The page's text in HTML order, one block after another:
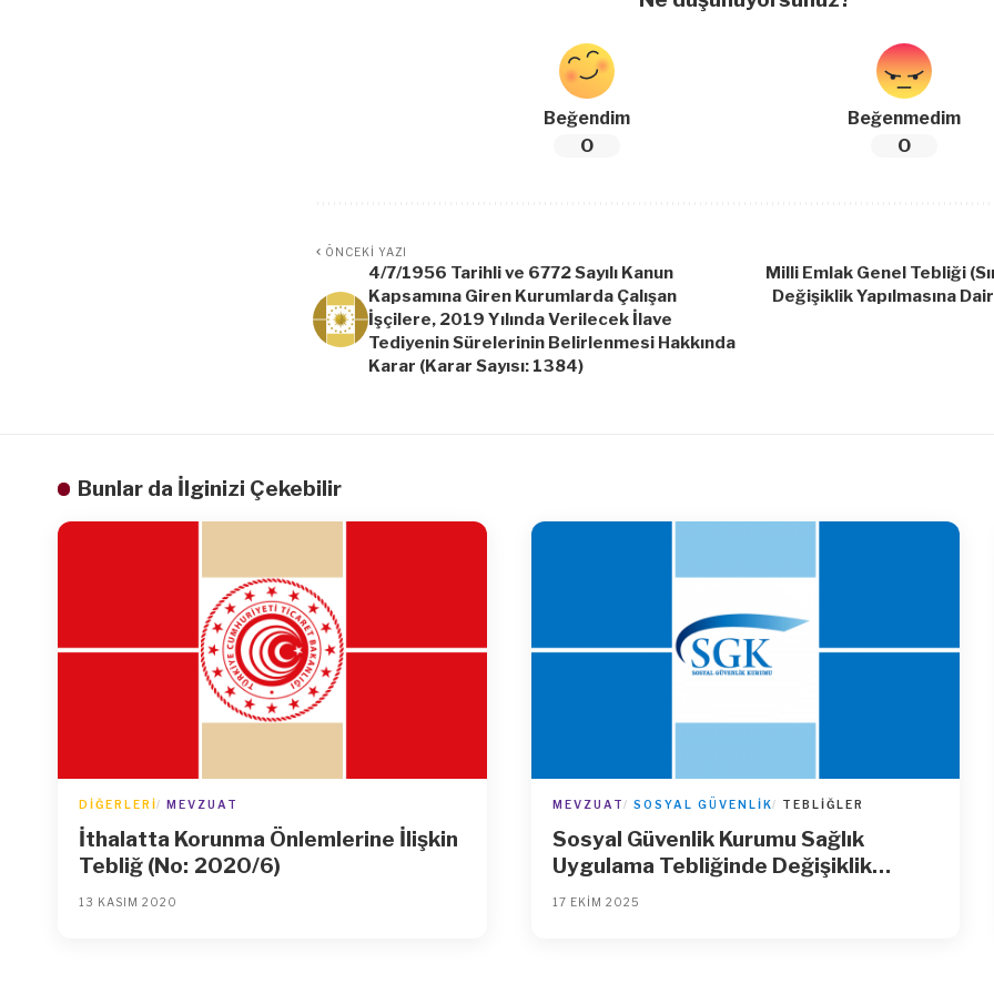
Beğendim
0
Beğenmedim
0
ÖNCEKI YAZI
4/7/1956 Tarihli ve 6772 Sayılı Kanun
Kapsamına Giren Kurumlarda Çalışan
İşçilere, 2019 Yılında Verilecek İlave
Tediyenin Sürelerinin Belirlenmesi Hakkında
Karar (Karar Sayısı: 1384)
Milli Emlak Genel Tebliği
Değişiklik Yapılmasına
Bunlar da İlginizi Çekebilir
DIĞERLERI MEVZUAT
İthalatta Korunma Önlemlerine İlişkin
Tebliğ (No: 2020/6)
13 KASIM 2020
MEVZUAT SOSYAL GÜVENLIK TEBLIĞLER
Sosyal Güvenlik Kurumu Sağlık
Uygulama Tebliğinde Değişiklik
Yapılmasına Dair Tebliğ
17 EKIM 2025